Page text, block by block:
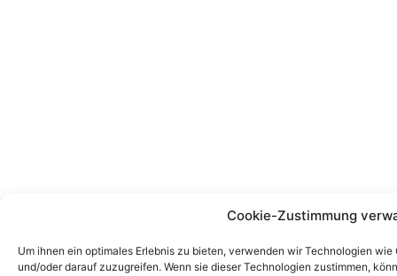
Cookie-Zustimmung
Um ihnen ein optimales Erlebnis zu bieten, verwenden wir Technologien
und/oder darauf zuzugreifen. Wenn sie dieser Technologien zustimmen,